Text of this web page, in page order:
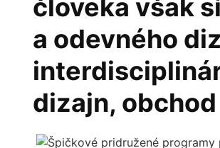
človeka však
a odevného
dizajn, obchod